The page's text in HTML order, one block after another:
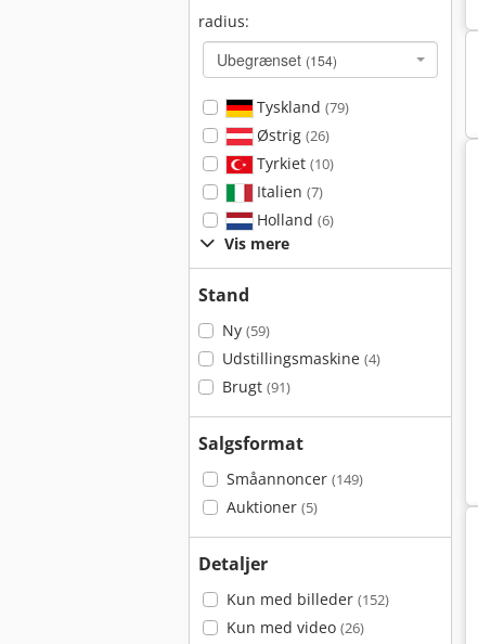
radius:
Ubegrænset (154)
Tyskland (79)
Østrig (26)
Tyrkiet (10)
Italien (7)
Holland (6)
Vis mere
Stand
Ny (59)
Udstillingsmaskine (4)
Brugt (91)
Salgsformat
Småannoncer (149)
Auktioner (5)
Detaljer
Kun med billeder (152)
Kun med video (26)
Bøjning Segment Bøjning Prisme